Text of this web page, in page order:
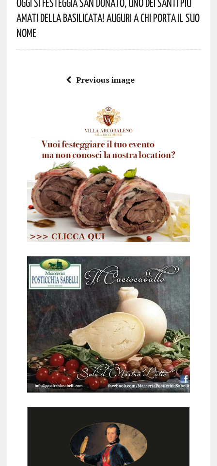
Amati Della Basilicata! Auguri A Chi Porta Il Suo
Nome
Previous image